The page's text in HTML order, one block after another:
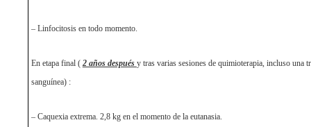
– Linfocitosis en todo momento.
En etapa final ( 2 años después y tras varias sesiones de quimioterapia, incluso una
sanguínea) :
– Caquexia extrema. 2,8 kg en el momento de la eutanasia.